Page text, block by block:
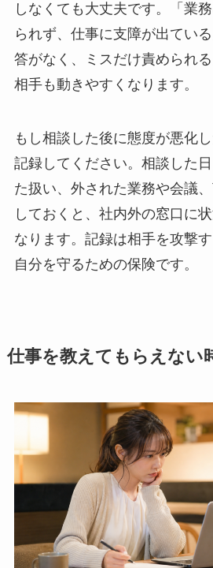
しなくても大丈夫です。「業
られず、仕事に支障が出てい
答がなく、ミスだけ責められる
相手も動きやすくなります。
もし相談した後に態度が悪化
記録してください。相談した
た扱い、外された業務や会議
しておくと、社内外の窓口に
なります。記録は相手を攻撃す
自分を守るための保険です。
仕事を教えてもらえない